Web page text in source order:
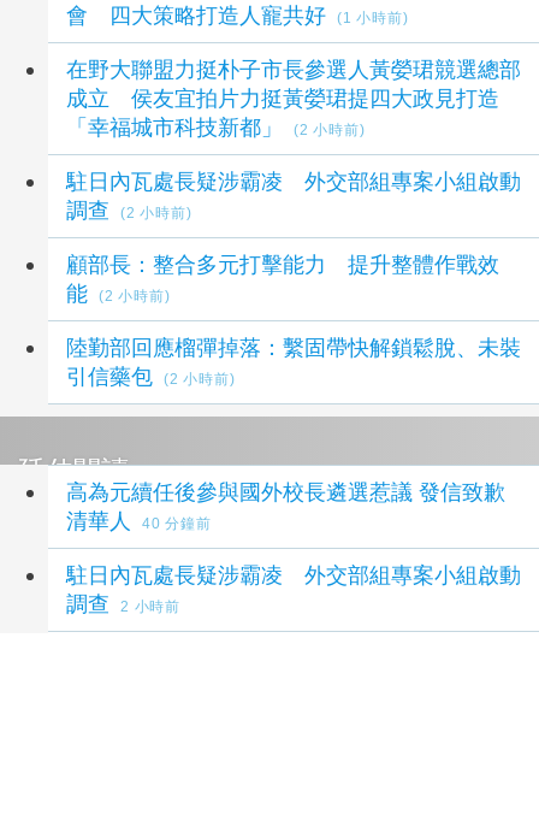
會 四大策略打造人寵共好
(1 小時前)
在野大聯盟力挺朴子市長參選人黃嫈珺競選總部
成立 侯友宜拍片力挺黃嫈珺提四大政見打造
「幸福城市科技新都」
(2 小時前)
駐日內瓦處長疑涉霸凌 外交部組專案小組啟動
調查
(2 小時前)
顧部長：整合多元打擊能力 提升整體作戰效
能
(2 小時前)
陸勤部回應榴彈掉落：繫固帶快解鎖鬆脫、未裝
引信藥包
(2 小時前)
延伸閱讀
高為元續任後參與國外校長遴選惹議 發信致歉
清華人
40 分鐘前
駐日內瓦處長疑涉霸凌 外交部組專案小組啟動
調查
2 小時前